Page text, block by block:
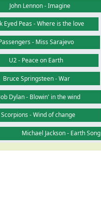
John Lennon - Imagine
Eyed Peas - Where is the love
- Miss Sarajevo
U2 - Peace on Earth
Bruce Springsteen - War
Dylan - Blowin' in the wind
Scorpions - Wind of change
Michael Jackson - Earth Song